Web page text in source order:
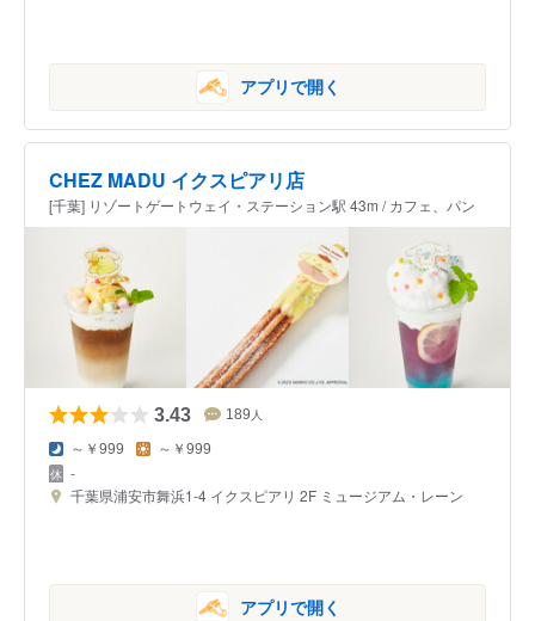
アプリで開く
CHEZ MADU イクスピアリ店
[千葉] リゾートゲートウェイ・ステーション駅 43m / カフェ、パン
3.43 189 人
～￥999 ～￥999
-
千葉県浦安市舞浜1-4 イクスピアリ 2F ミュージアム・レーン
アプリで開く